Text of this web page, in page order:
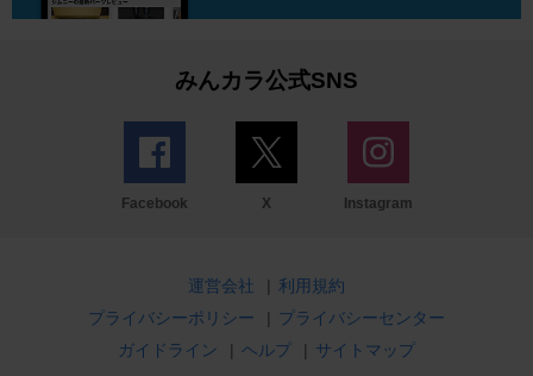
みんカラ公式SNS
Facebook X Instagram
運営会社 | 利用規約
プライバシーポリシー
| プライバシーセンター
ガイドライン
| ヘルプ | サイトマップ